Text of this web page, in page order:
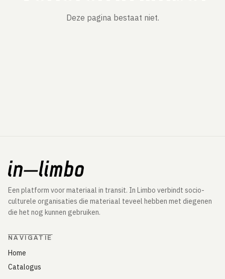
Deze pagina bestaat niet.
Een platform voor materiaal in transit. In Limbo verbindt socio-
culturele organisaties die materiaal teveel hebben met diegenen
die het nog kunnen gebruiken.
NAVIGATIE
Home
Catalogus